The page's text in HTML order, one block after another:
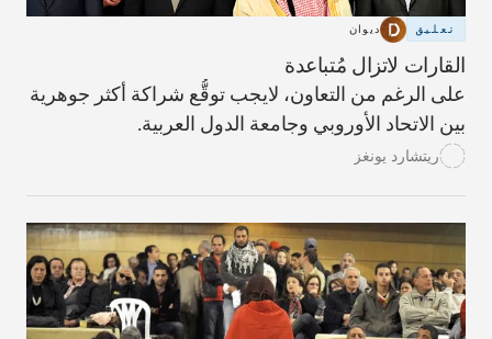
تعليق ديوان
القارات لاتزال مُتباعدة
على الرغم من التعاون، لايجب توقُّع شراكة أكثر جوهرية
بين الاتحاد الأوروبي وجامعة الدول العربية.
ريتشارد يونغز